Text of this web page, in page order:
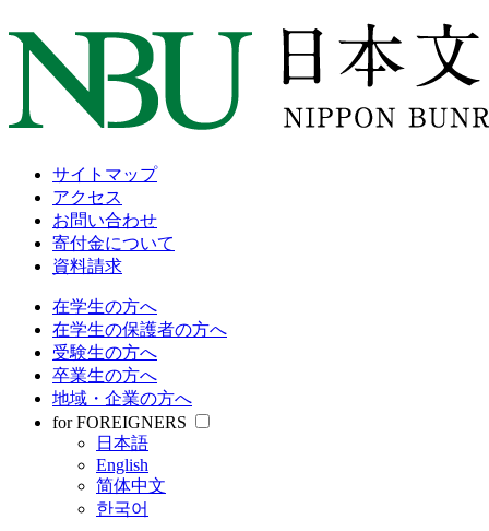
サイトマップ
アクセス
お問い合わせ
寄付金について
資料請求
在学生の方へ
在学生の保護者の方へ
受験生の方へ
卒業生の方へ
地域・企業の方へ
for FOREIGNERS
日本語
English
简体中文
한국어
大学について
教育・研究
学部・大学院
受験情報
就職関連
サイトマップ
アクセス
お問い合わせ
寄付金について
資料請求
在学生の方へ
在学生の保護者の方へ
受験生の方へ
卒業生の方へ
地域・企業の方へ
for FOREIGNERS
日本語
English
简体中文